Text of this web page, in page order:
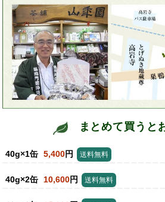
まとめて買うと
40g×1缶 5,400円 送料無料
40g×2缶 10,600円 送料無料